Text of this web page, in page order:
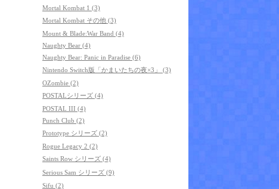
Mortal Kombat 1 (3)
Mortal Kombat その他 (3)
Mount & Blade:War Band (4)
Naughty Bear (4)
Naughty Bear: Panic in Paradise (6)
Nintendo Switch版「かまいたちの夜×3」 (3)
OZombie (2)
POSTALシリーズ (4)
POSTAL III (4)
Punch Club (2)
Prototype シリーズ (2)
Rogue Legacy 2 (2)
Saints Row シリーズ (4)
Serious Sam シリーズ (9)
Sifu (2)